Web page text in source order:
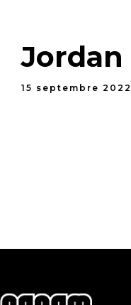
Jordan
15 septembre 2022